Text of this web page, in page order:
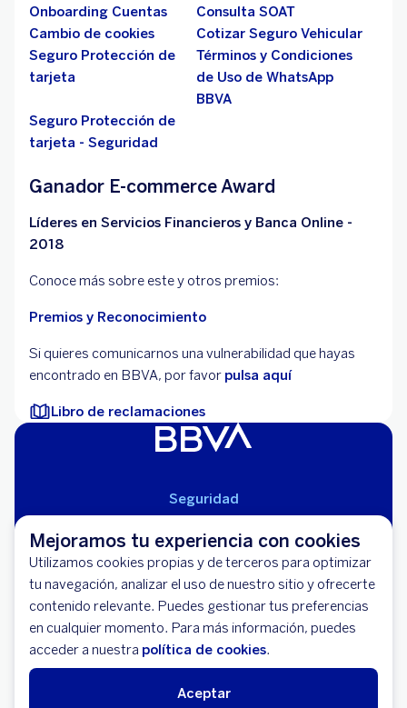
Mejoramos tu experiencia con cookies
Utilizamos cookies propias y de terceros para optimizar
tu navegación, analizar el uso de nuestro sitio y ofrecerte
contenido relevante. Puedes gestionar tus preferencias
en cualquier momento. Para más información, puedes
acceder a nuestra política de cookies.
Aceptar
Onboarding Cuentas
Consulta SOAT
Cambio de cookies
Cotizar Seguro Vehicular
Seguro Protección de
tarjeta
Términos y Condiciones
de Uso de WhatsApp
BBVA
Seguro Protección de
tarjeta - Seguridad
Ganador E-commerce Award
Líderes en Servicios Financieros y Banca Online -
2018
Conoce más sobre este y otros premios:
Premios y Reconocimiento
Si quieres comunicarnos una vulnerabilidad que hayas
encontrado en BBVA, por favor pulsa aquí
Libro de reclamaciones
Seguridad
Aviso Legal
Cláusulas Generales de Contratación
Mapa del Sitio
Libro de Reclamaciones
Llámanos (01) 595-0000
Banco BBVA Perú - RUC 20100130204
Av. República de Panamá 3055 - San Isidro